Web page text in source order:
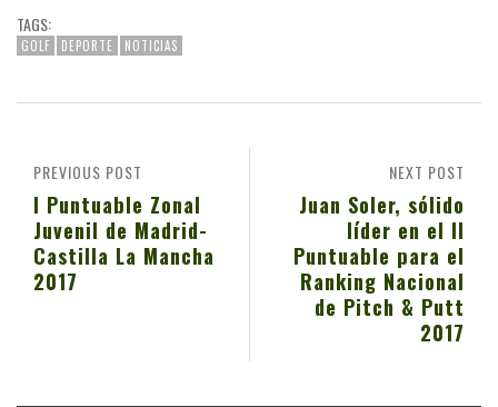
TAGS:
GOLF DEPORTE NOTICIAS
NEXT POST
Juan Soler, sólido
líder en el II
Puntuable para el
Ranking Nacional
de Pitch & Putt
2017
PREVIOUS POST
I Puntuable Zonal
Juvenil de Madrid-
Castilla La Mancha
2017